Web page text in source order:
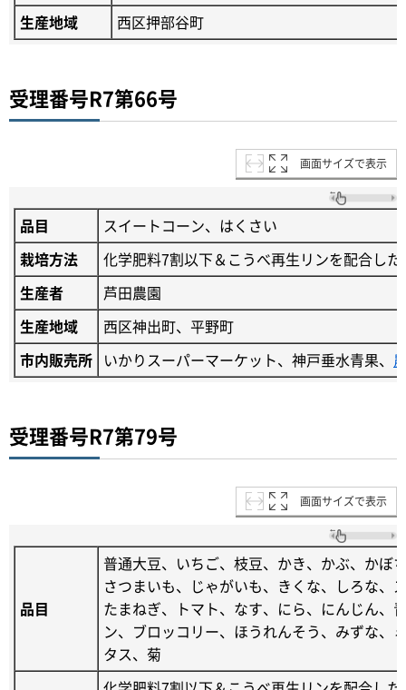
生産地域
西区押部谷町
受理番号R7第66号
画面サイズで表示
品目
スイートコーン、はくさい
栽培方法
化学肥料7割以下＆こうべ再生リンを配合した
生産者
芦田農園
生産地域
西区神出町、平野町
市内販売所 いかりスーパーマーケット、神戸垂水青果、
受理番号R7第79号
画面サイズで表示
品目
普通大豆、いちご、枝豆、かき、かぶ、かぼ
さつまいも、じゃがいも、きくな、しろな、
たまねぎ、トマト、なす、にら、にんじん、
ン、ブロッコリー、ほうれんそう、みずな、
タス、菊